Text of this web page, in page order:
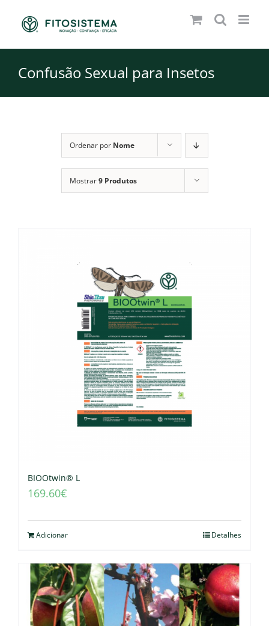
Confusão Sexual para Insetos
Ordenar por Nome
Mostrar9 Produtos
BIOOtwin® L
169.60€
Adicionar Detalhes